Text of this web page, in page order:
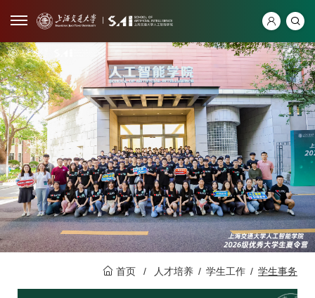
首页 / 人才培养 / 学生工作 / 学生事务